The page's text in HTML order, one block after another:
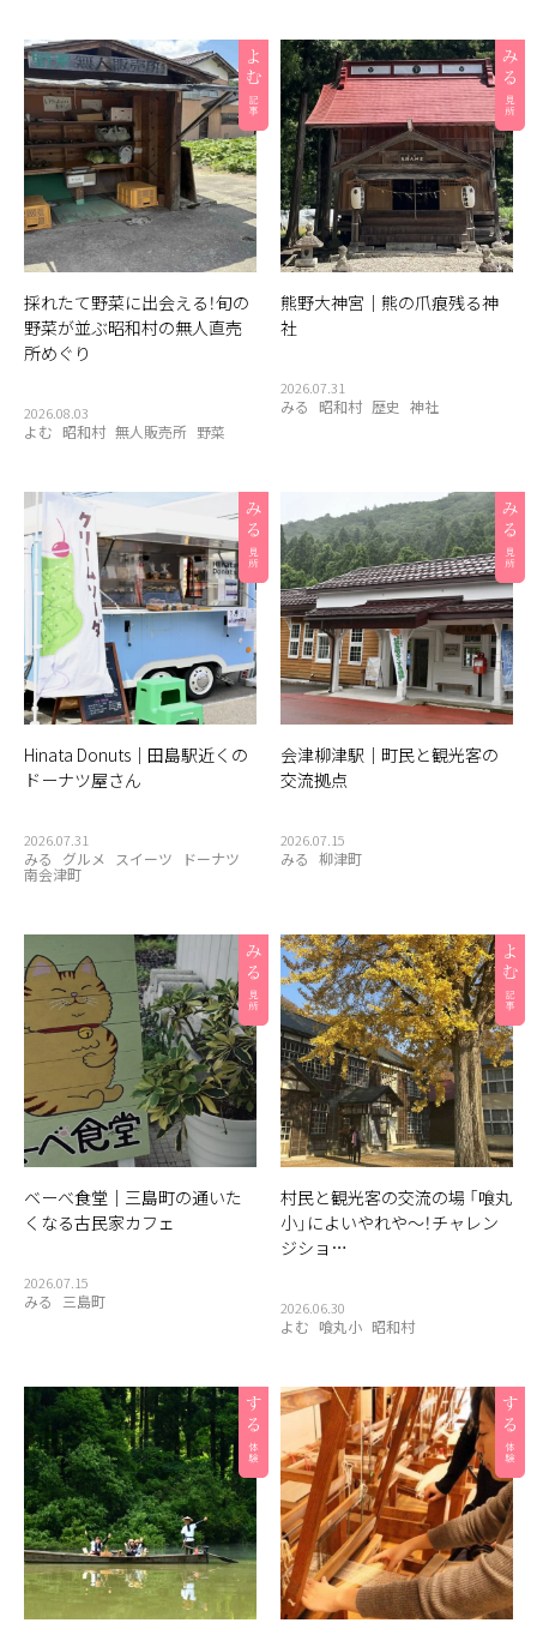
観光案内所
観光物産協会 豆腐 赤カボチャ
足湯
道の駅
郵便局 重要文化財 野菜 釣り
銀行
集落
雑貨 霧幻峡 霧幻峡の渡し 風景
食堂
飲食店
餅
採れたて野菜に出会える！旬の
野菜が並ぶ昭和村の無人直売
所めぐり
2026.08.03
よむ 昭和村 無人販売所 野菜
熊野大神宮｜熊の爪痕残る神
社
2026.07.31
みる 昭和村 歴史 神社
Hinata Donuts｜田島駅近くの
ドーナツ屋さん
2026.07.31
みる グルメ スイーツ ドーナツ
南会津町
会津柳津駅｜町民と観光客の
交流拠点
2026.07.15
みる 柳津町
ベーべ食堂｜三島町の通いた
くなる古民家カフェ
2026.07.15
みる 三島町
村民と観光客の交流の場 「喰丸
小」によいやれや〜！チャレン
ジショ…
2026.06.30
よむ 喰丸小 昭和村